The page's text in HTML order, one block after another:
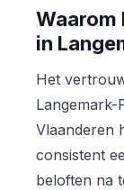
Waarom
in
Het
Langemark-
Vlaanderen
consistent
beloften na